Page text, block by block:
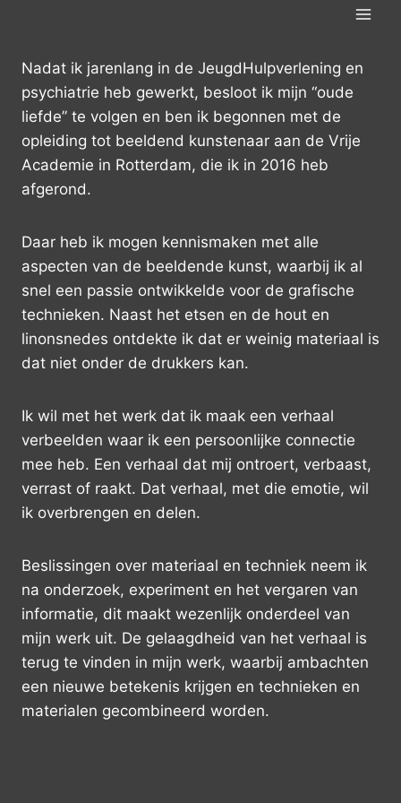
inhoud
Nadat ik jarenlang in de JeugdHulpverlening en
psychiatrie heb gewerkt, besloot ik mijn “oude
liefde” te volgen en ben ik begonnen met de
opleiding tot beeldend kunstenaar aan de Vrije
Academie in Rotterdam, die ik in 2016 heb
afgerond.
Daar heb ik mogen kennismaken met alle
aspecten van de beeldende kunst, waarbij ik al
snel een passie ontwikkelde voor de grafische
technieken. Naast het etsen en de hout en
linonsnedes ontdekte ik dat er weinig materiaal is
dat niet onder de drukkers kan.
Ik wil met het werk dat ik maak een verhaal
verbeelden waar ik een persoonlijke connectie
mee heb. Een verhaal dat mij ontroert, verbaast,
verrast of raakt. Dat verhaal, met die emotie, wil
ik overbrengen en delen.
Beslissingen over materiaal en techniek neem ik
na onderzoek, experiment en het vergaren van
informatie, dit maakt wezenlijk onderdeel van
mijn werk uit. De gelaagdheid van het verhaal is
terug te vinden in mijn werk, waarbij ambachten
een nieuwe betekenis krijgen en technieken en
materialen gecombineerd worden.